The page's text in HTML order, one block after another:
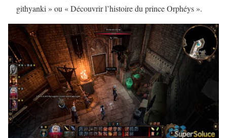
githyanki » ou « Découvrir l’histoire du prince Orphéys ».